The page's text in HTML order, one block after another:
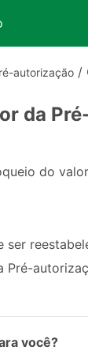
autorização /
da
do
ser
Pré-
você?